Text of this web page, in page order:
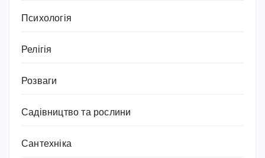
Психологія
Релігія
Розваги
Садівництво та рослини
Сантехніка